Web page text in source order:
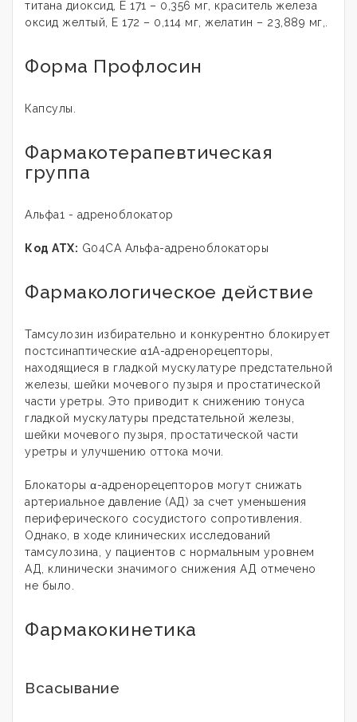
титана диоксид, Е 171 – 0,356 мг, краситель железа
оксид желтый, Е 172 – 0,114 мг, желатин – 23,889 мг,.
Форма Профлосин
Капсулы.
Фармакотерапевтическая
группа
Альфа1 - адреноблокатор
Код АТХ: G04CA Альфа-адреноблокаторы
Фармакологическое действие
Тамсулозин избирательно и конкурентно блокирует
постсинаптические α1А-адренорецепторы,
находящиеся в гладкой мускулатуре предстательной
железы, шейки мочевого пузыря и простатической
части уретры. Это приводит к снижению тонуса
гладкой мускулатуры предстательной железы,
шейки мочевого пузыря, простатической части
уретры и улучшению оттока мочи.
Блокаторы α-адренорецепторов могут снижать
артериальное давление (АД) за счет уменьшения
периферического сосудистого сопротивления.
Однако, в ходе клинических исследований
тамсулозина, у пациентов с нормальным уровнем
АД, клинически значимого снижения АД отмечено
не было.
Фармакокинетика
Всасывание